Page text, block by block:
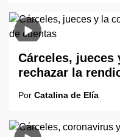
Cárceles, jueces
rechazar la
Por Catalina de Elía